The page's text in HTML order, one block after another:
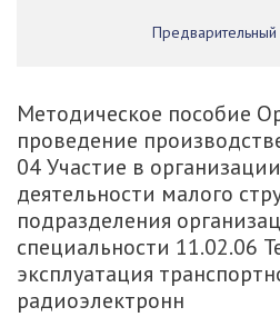
Методическое пособие
проведение
04 Участие в
деятельности малого
подразделения
специальности 11.02.06
эксплуатация
радиоэлектронн